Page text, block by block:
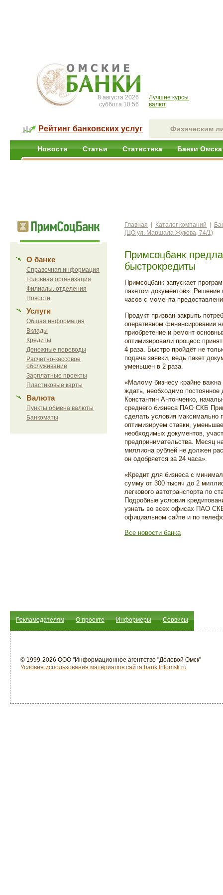
8 августа 2026
суббота 10:56
Лучшие курсы
валют
Рейтинг банковских услуг Физическим
Новости Статьи Статистика Банки Омска
О банке
Справочная информация
Головная организация
Филиалы, отделения
Новости
Услуги
Общая информация
Вклады
Кредиты
Денежные переводы
Расчетно-кассовое
обслуживание
Зарплатные проекты
Пластиковые карты
Валюта
Пункты обмена валюты
Банкоматы
Главная Каталог компаний
(ЦО ул. Маршала Жукова, 74/1)
Примсоцбанк
быстрокредиты
Примсоцбанк запускает
пакетом документов». Решение
часов с момента
Продукт призван закрыть
оперативном финансировании
приобретение и ремонт
оптимизировали процесс
4 раза. Быстро пройдёт не
подача заявки, ведь пакет
уменьшен в 2 раза.
«Малому бизнесу крайне важна
ждать, необходимо постоянное
Константин Антонченко,
среднего бизнеса ПАО СКБ
сделать условия максимально
оптимизируем ставки,
необходимых документов,
предпринимательства. Месяц
миллиона рублей не должен
он одобряется за 24 часа».
«Кредит для бизнеса с
сумму от 300 тысяч до 2
легкового автотранспорта по
Подробные условия
узнать во всех офисах ПАО
официальном сайте и по
Все новости банка
Рекламодателям О проекте Информеры Сервисы
© 1999-2026 ООО "Информационное агентство "Деловой Омск"
Условия использования материалов сайта bank.Infomsk.ru